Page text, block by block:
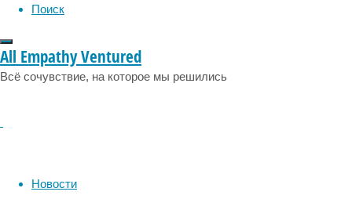
Поиск
All Empathy Ventured
Всё сочувствие, на которое мы решились
Новости
нападают
из
зарослей
них